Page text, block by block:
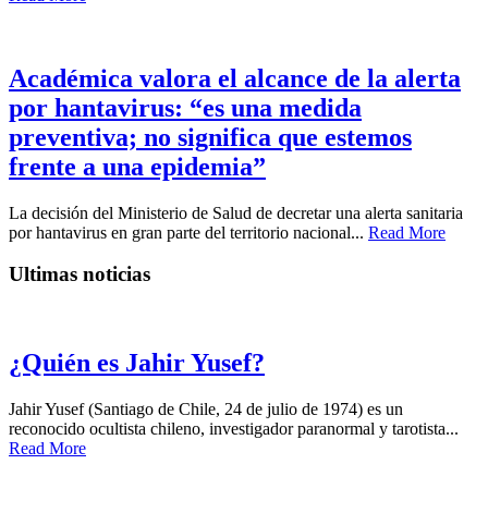
Académica valora el alcance de la alerta
por hantavirus: “es una medida
preventiva; no significa que estemos
frente a una epidemia”
La decisión del Ministerio de Salud de decretar una alerta sanitaria
por hantavirus en gran parte del territorio nacional... Read More
Ultimas noticias
¿Quién es Jahir Yusef?
Jahir Yusef (Santiago de Chile, 24 de julio de 1974) es un
reconocido ocultista chileno, investigador paranormal y tarotista...
Read More